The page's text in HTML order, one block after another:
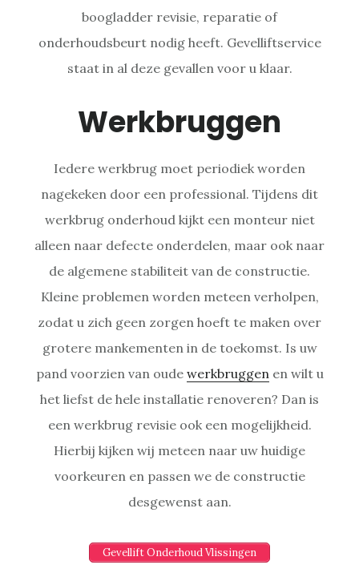
boogladder revisie, reparatie of
onderhoudsbeurt nodig heeft. Gevelliftservice
staat in al deze gevallen voor u klaar.
Werkbruggen
Iedere werkbrug moet periodiek worden
nagekeken door een professional. Tijdens dit
werkbrug onderhoud kijkt een monteur niet
alleen naar defecte onderdelen, maar ook naar
de algemene stabiliteit van de constructie.
Kleine problemen worden meteen verholpen,
zodat u zich geen zorgen hoeft te maken over
grotere mankementen in de toekomst. Is uw
pand voorzien van oude werkbruggen en wilt u
het liefst de hele installatie renoveren? Dan is
een werkbrug revisie ook een mogelijkheid.
Hierbij kijken wij meteen naar uw huidige
voorkeuren en passen we de constructie
desgewenst aan.
Gevellift Onderhoud Vlissingen